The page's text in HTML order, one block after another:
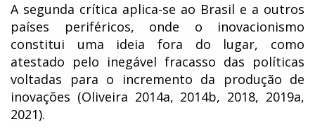
A segunda crítica aplica-se ao Brasil e a outros
países periféricos, onde o inovacionismo
constitui uma ideia fora do lugar, como
atestado pelo inegável fracasso das políticas
voltadas para o incremento da produção de
inovações (Oliveira 2014a, 2014b, 2018, 2019a,
2021).